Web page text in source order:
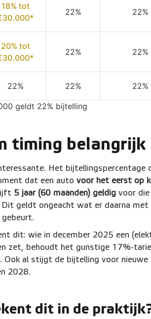
18% tot
22% 22%
20% tot
22% 22%
22% 22% 22%
geldt 22% bijtelling
timing belangrijk
Het bijtellingspercentage
dat een autovoor het eerst op
5 jaar (60 maanden) geldig voor die
Dit geldt ongeacht wat er daarna met
dit: wie in december 2025 een
zet, behoudt het gunstige 17%-
Ook al stijgt de bijtelling voor nieuwe
2028.
dit in de